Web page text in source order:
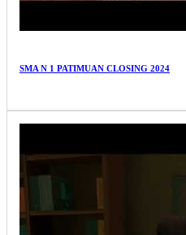
SMA N 1 PATIMUAN CLOSING 2024